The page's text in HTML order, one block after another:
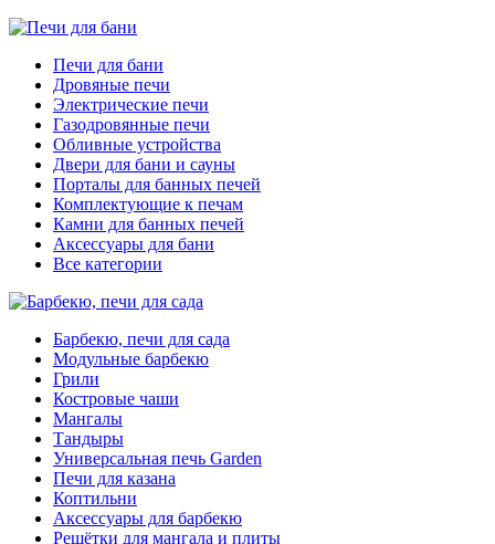
Печи для бани
Дровяные печи
Электрические печи
Газодровянные печи
Обливные устройства
Двери для бани и сауны
Порталы для банных печей
Комплектующие к печам
Камни для банных печей
Аксессуары для бани
Все категории
Барбекю, печи для сада
Модульные барбекю
Грили
Костровые чаши
Мангалы
Тандыры
Универсальная печь Garden
Печи для казана
Коптильни
Аксессуары для барбекю
Решётки для мангала и плиты